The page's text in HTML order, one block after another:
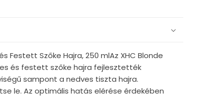
Festett Szőke Hajra, 250 mlAz XHC Blonde
és festett szőke hajra fejlesztették
sampont a nedves tiszta hajra.
le. Az optimális hatás elérése érdekében